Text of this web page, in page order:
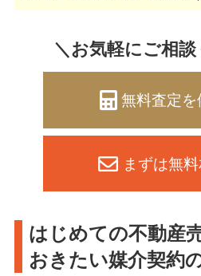
＼お気軽にご相
無料査定を
まずは無
はじめての不動産
おきたい媒介契約